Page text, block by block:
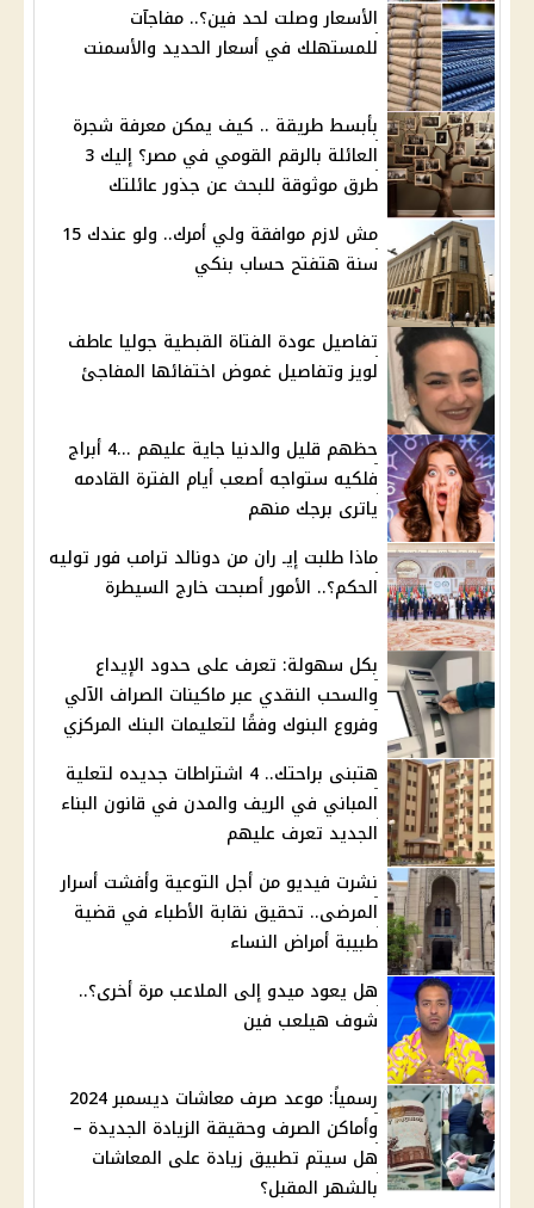
الأسعار وصلت لحد فين؟.. مفاجآت
للمستهلك في أسعار الحديد والأسمنت
بأبسط طريقة .. كيف يمكن معرفة شجرة
العائلة بالرقم القومي في مصر؟ إليك 3
طرق موثوقة للبحث عن جذور عائلتك
مش لازم موافقة ولي أمرك.. ولو عندك 15
سنة هتفتح حساب بنكي
تفاصيل عودة الفتاة القبطية جوليا عاطف
لويز وتفاصيل غموض اختفائها المفاجئ
حظهم قليل والدنيا جاية عليهم ...4 أبراج
فلكيه ستواجه أصعب أيام الفترة القادمه
ياترى برجك منهم
ماذا طلبت إيـ ران من دونالد ترامب فور توليه
الحكم؟.. الأمور أصبحت خارج السيطرة
بكل سهولة: تعرف على حدود الإيداع
والسحب النقدي عبر ماكينات الصراف الآلي
وفروع البنوك وفقًا لتعليمات البنك المركزي
هتبنى براحتك.. 4 اشتراطات جديده لتعلية
المباني في الريف والمدن في قانون البناء
الجديد تعرف عليهم
نشرت فيديو من أجل التوعية وأفشت أسرار
المرضى.. تحقيق نقابة الأطباء في قضية
طبيبة أمراض النساء
هل يعود ميدو إلى الملاعب مرة أخرى؟..
شوف هيلعب فين
رسمياً: موعد صرف معاشات ديسمبر 2024
وأماكن الصرف وحقيقة الزيادة الجديدة –
هل سيتم تطبيق زيادة على المعاشات
بالشهر المقبل؟